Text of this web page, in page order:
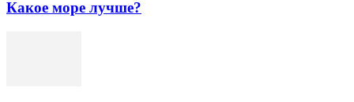
Какое море лучше?